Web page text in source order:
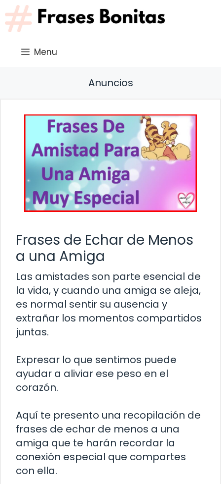
Saltar
al
contenido
Menu
Anuncios
Frases de Echar de Menos
a una Amiga
Las amistades son parte esencial de
la vida, y cuando una amiga se aleja,
es normal sentir su ausencia y
extrañar los momentos compartidos
juntas.
Expresar lo que sentimos puede
ayudar a aliviar ese peso en el
corazón.
Aquí te presento una recopilación de
frases de echar de menos a una
amiga que te harán recordar la
conexión especial que compartes
con ella.